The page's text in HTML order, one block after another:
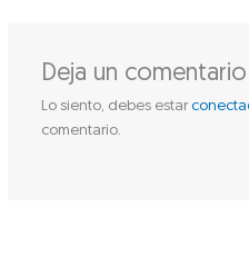
Deja un comentario
Lo siento, debes estar
comentario.